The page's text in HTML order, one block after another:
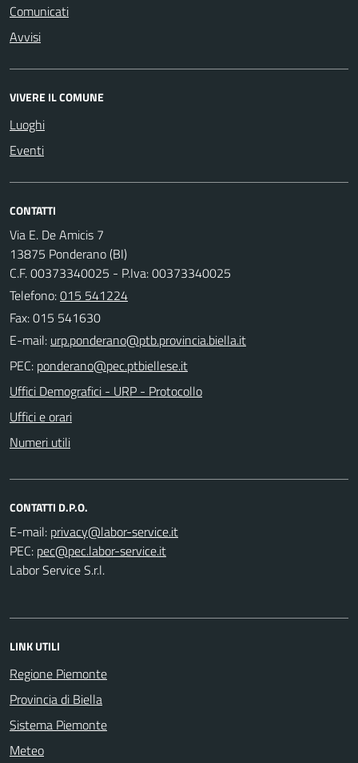
Comunicati
Avvisi
VIVERE IL COMUNE
Luoghi
Eventi
CONTATTI
Via E. De Amicis 7
13875 Ponderano (BI)
C.F. 00373340025 - P.Iva: 00373340025
Telefono:015 541224
Fax: 015 541630
E-mail:
PEC:
Uffici Demografici - URP - Protocollo
Uffici e orari
Numeri utili
CONTATTI D.P.O.
E-mail:
PEC:
Labor Service S.r.l.
LINK UTILI
Regione Piemonte
Provincia di Biella
Sistema Piemonte
Meteo